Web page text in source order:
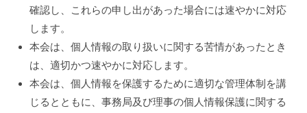
確認し、これらの申し出があった場合には速やかに対応
します。
本会は、個人情報の取り扱いに関する苦情があったとき
は、適切かつ速やかに対応します。
本会は、個人情報を保護するために適切な管理体制を講
じるとともに、事務局及び理事の個人情報保護に関する